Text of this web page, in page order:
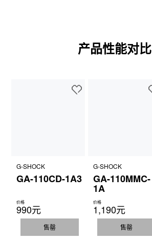
产品性能对比
G-SHOCK
GA-110CD-1A3
价格
990元
售罄
G-SHOCK
GA-110MMC-
1A
价格
1,190元
售罄